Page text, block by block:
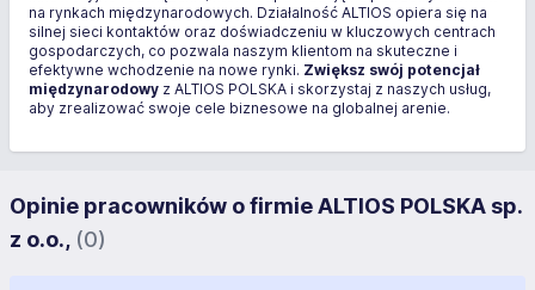
na rynkach międzynarodowych. Działalność ALTIOS opiera się na
silnej sieci kontaktów oraz doświadczeniu w kluczowych centrach
gospodarczych, co pozwala naszym klientom na skuteczne i
efektywne wchodzenie na nowe rynki. Zwiększ swój potencjał
międzynarodowy z ALTIOS POLSKA i skorzystaj z naszych usług,
aby zrealizować swoje cele biznesowe na globalnej arenie.
Opinie pracowników o firmie ALTIOS POLSKA sp.
z o.o., (0)